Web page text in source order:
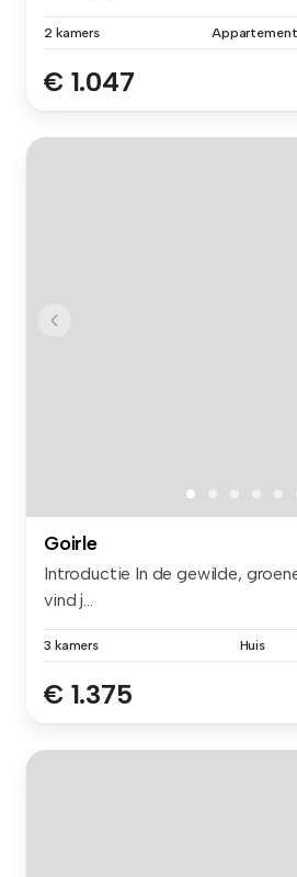
2 kamers Appartement
€ 1.047
Goirle
Introductie In de gewilde,
vind j...
3 kamers Huis
€ 1.375